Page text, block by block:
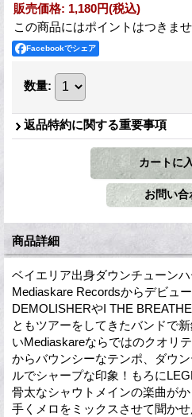
販売価格: 1,180円(税込)
この商品にはポイントはつきませ
Facebookでシェア
数量:
返品特約に関する重要事項
商品詳細
ベイエリア出身ダウンチューン
Mediaskare Recordsからデビュ
DEMOLISHERやI THE
ともツアーをしてきたバンドで
いMediaskareならではのクオリ
からバウンシーなテンポ、ダウ
ルでシャープな印象！もろに
骨太なシャウトメインの楽曲が
手くメロをミックスさせて聞か